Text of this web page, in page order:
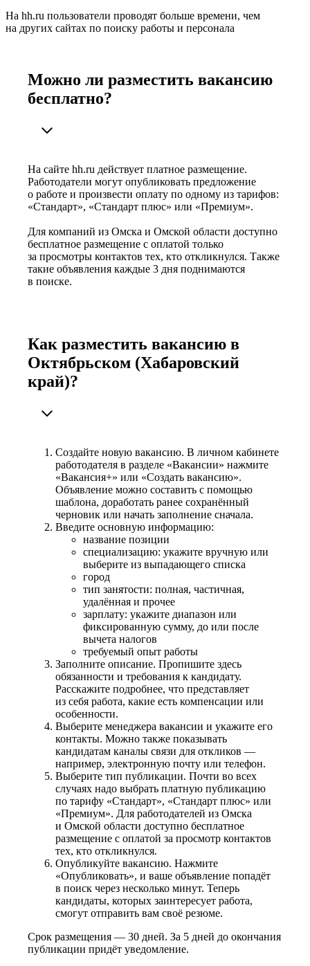
На hh.ru пользователи проводят больше времени, чем
на других сайтах по поиску работы и персонала
Можно ли разместить вакансию
бесплатно?
На сайте hh.ru действует платное размещение.
Работодатели могут опубликовать предложение
о работе и произвести оплату по одному из тарифов:
«Стандарт», «Стандарт плюс» или «Премиум».
Для компаний из Омска и Омской области доступно
бесплатное размещение с оплатой только
за просмотры контактов тех, кто откликнулся. Также
такие объявления каждые 3 дня поднимаются
в поиске.
Как разместить вакансию в
Октябрьском (Хабаровский
край)?
Создайте новую вакансию. В личном кабинете
работодателя в разделе «Вакансии» нажмите
«Вакансия+» или «Создать вакансию».
Объявление можно составить с помощью
шаблона, доработать ранее сохранённый
черновик или начать заполнение сначала.
Введите основную информацию:
название позиции
специализацию: укажите вручную или
выберите из выпадающего списка
город
тип занятости: полная, частичная,
удалённая и прочее
зарплату: укажите диапазон или
фиксированную сумму, до или после
вычета налогов
требуемый опыт работы
Заполните описание. Пропишите здесь
обязанности и требования к кандидату.
Расскажите подробнее, что представляет
из себя работа, какие есть компенсации или
особенности.
Выберите менеджера вакансии и укажите его
контакты. Можно также показывать
кандидатам каналы связи для откликов —
например, электронную почту или телефон.
Выберите тип публикации. Почти во всех
случаях надо выбрать платную публикацию
по тарифу «Стандарт», «Стандарт плюс» или
«Премиум». Для работодателей из Омска
и Омской области доступно бесплатное
размещение с оплатой за просмотр контактов
тех, кто откликнулся.
Опубликуйте вакансию. Нажмите
«Опубликовать», и ваше объявление попадёт
в поиск через несколько минут. Теперь
кандидаты, которых заинтересует работа,
смогут отправить вам своё резюме.
Срок размещения — 30 дней. За 5 дней до окончания
публикации придёт уведомление.